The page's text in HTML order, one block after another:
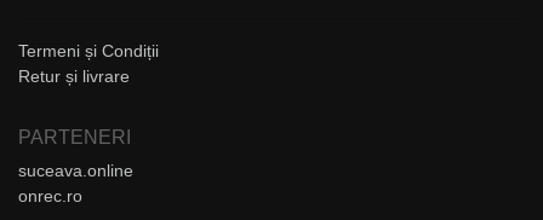
Termeni și Condiții
Retur și livrare
PARTENERI
suceava.online
onrec.ro